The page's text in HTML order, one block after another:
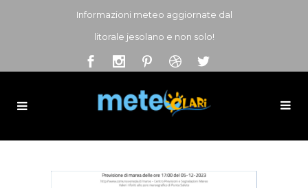
Informazioni meteo aggiornate dal
litorale jesolano e non solo!